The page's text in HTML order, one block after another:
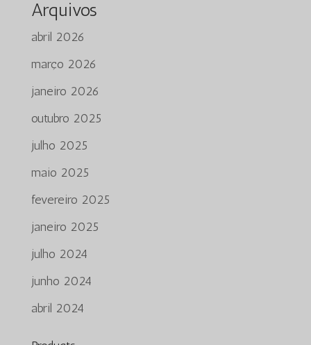
Arquivos
abril 2026
março 2026
janeiro 2026
outubro 2025
julho 2025
maio 2025
fevereiro 2025
janeiro 2025
julho 2024
junho 2024
abril 2024